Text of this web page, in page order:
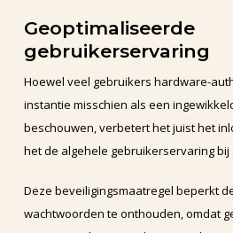
Geoptimaliseerde
gebruikerservaring
Hoewel veel gebruikers hardware-
instantie misschien als een
beschouwen, verbetert het juist het
het de algehele gebruikerservaring bij
Deze beveiligingsmaatregel beperkt
wachtwoorden te onthouden, omdat